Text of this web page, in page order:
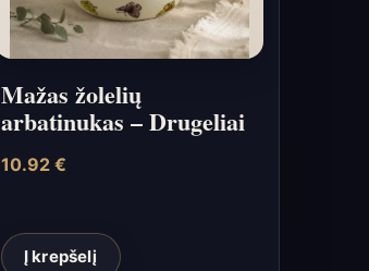
Mažas žolelių
arbatinukas – Drugeliai
10.92 €
Į krepšelį